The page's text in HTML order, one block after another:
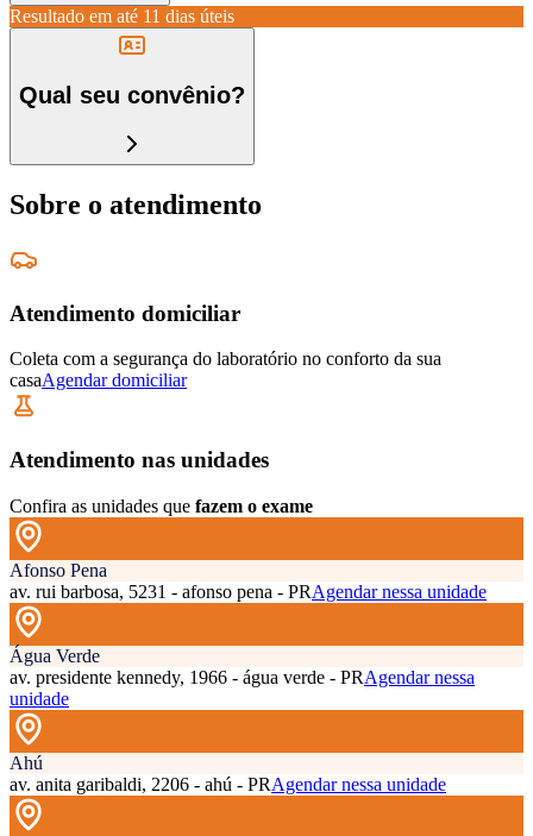
Resultado em até 11 dias úteis
Qual seu convênio?
Sobre o atendimento
Atendimento domiciliar
Coleta com a segurança do laboratório no conforto da sua
casaAgendar domiciliar
Atendimento nas unidades
Confira as unidades que fazem o exame
Afonso Pena
av. rui barbosa, 5231 - afonso pena - PRAgendar nessa unidade
Água Verde
av. presidente kennedy, 1966 - água verde - PRAgendar nessa
unidade
Ahú
av. anita garibaldi, 2206 - ahú - PRAgendar nessa unidade